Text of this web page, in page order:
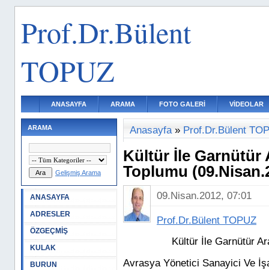
Prof.Dr.Bülent
TOPUZ
ANASAYFA ARAMA FOTO GALERİ VİDEOLAR
ARAMA
Gelişmiş Arama
ANASAYFA
ADRESLER
ÖZGEÇMİŞ
KULAK
BURUN
Anasayfa» Prof.Dr.Bülent
Kültür İle Garnütür
Toplumu
09.Nisan.2012, 07:01
Prof.Dr.Bülent TOPUZ
Kültür İle Garnütür
Avrasya Yönetici Sanayici Ve